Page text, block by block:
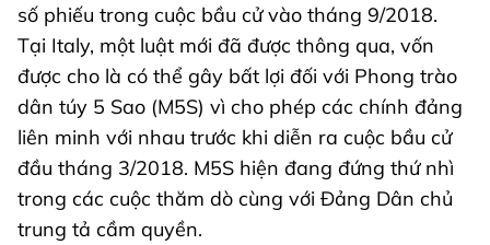
số phiếu trong cuộc bầu cử vào tháng 9/2018.
Tại Italy, một luật mới đã được thông qua, vốn
được cho là có thể gây bất lợi đối với Phong trào
dân túy 5 Sao (M5S) vì cho phép các chính đảng
liên minh với nhau trước khi diễn ra cuộc bầu cử
đầu tháng 3/2018. M5S hiện đang đứng thứ nhì
trong các cuộc thăm dò cùng với Đảng Dân chủ
trung tả cầm quyền.